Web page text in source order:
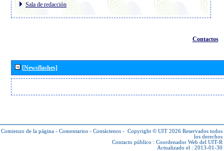
Sala de redacción
Contactos
[Newsflashes]
Comienzo de la página - Comentarios - Contáctenos - Copyright © UIT 2026 Reservados todos
los derechos
Contacto público : Coordenador Web del UIT-R
Actualizado el : 2013-01-30